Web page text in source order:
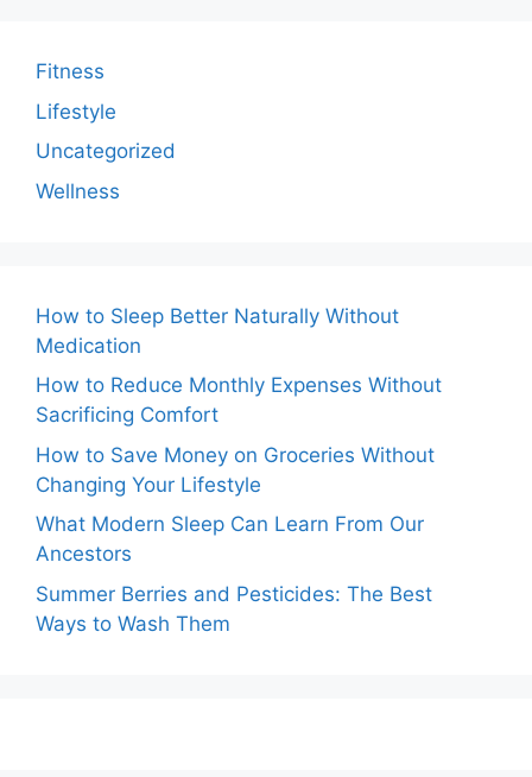
Fitness
Lifestyle
Uncategorized
Wellness
How to Sleep Better Naturally Without
Medication
How to Reduce Monthly Expenses Without
Sacrificing Comfort
How to Save Money on Groceries Without
Changing Your Lifestyle
What Modern Sleep Can Learn From Our
Ancestors
Summer Berries and Pesticides: The Best
Ways to Wash Them